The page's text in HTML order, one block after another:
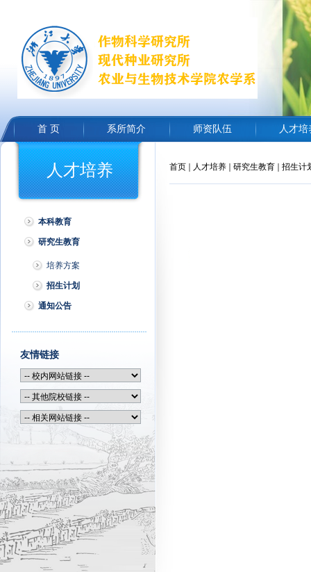
首 页 系所简介 师资队伍 人才培
人才培养
本科教育
研究生教育
培养方案
招生计划
通知公告
友情链接
首页 人才培养 研究生教育 招生计